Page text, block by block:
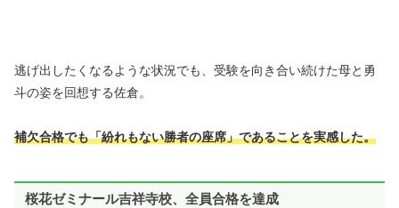
逃げ出したくなるような状況でも、受験を向き合い続けた母と勇
斗の姿を回想する佐倉。
補欠合格でも「紛れもない勝者の座席」であることを実感した。
桜花ゼミナール吉祥寺校、全員合格を達成